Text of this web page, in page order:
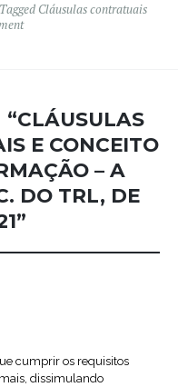
Tagged Cláusulas contratuais
“CLÁUSULAS
E CONCEITO
– A
DO TRL, DE
”
cumprir os requisitos
dissimulando